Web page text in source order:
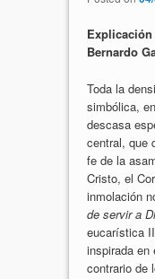
Explicación
Bernardo
Toda la
simbólica,
descasa
central, que
fe de la
Cristo, el
inmolación
de servir a
eucarística
inspirada en
contrario de